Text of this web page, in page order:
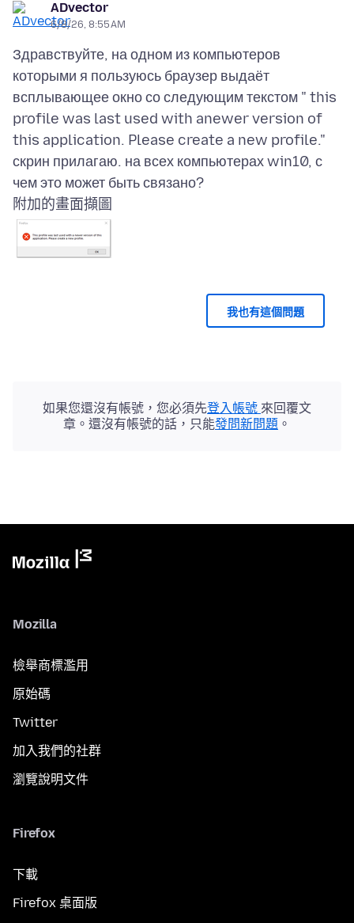
ADvector
6/8/26, 8:55 AM
Здравствуйте, на одном из компьютеров
которыми я пользуюсь браузер выдаёт
всплывающее окно со следующим текстом " this
profile was last used with anewer version of
this application. Please create a new profile."
скрин прилагаю. на всех компьютерах win10, с
附加的畫面擷圖
我也有這個問題
如果您還沒有帳號，您必須先登入帳號 來回覆文
章。還沒有帳號的話，只能發問新問題 。
Mozilla
檢舉商標濫用
原始碼
Twitter
加入我們的社群
瀏覽說明文件
Firefox
下載
Firefox 桌面版